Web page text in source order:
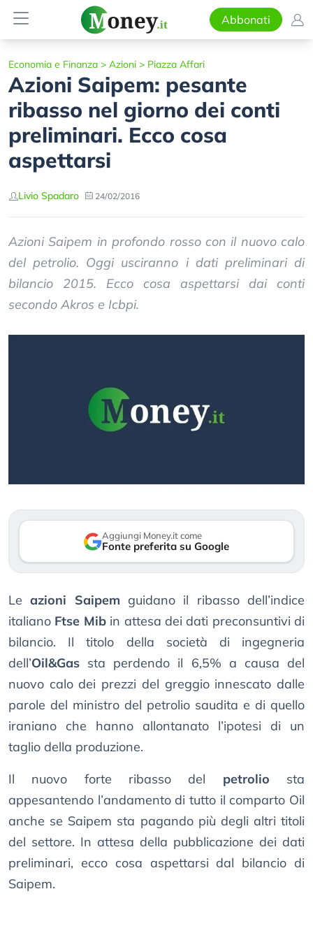
Abbonati
Economia e Finanza > Azioni > Piazza Affari
Azioni Saipem: pesante
ribasso nel giorno dei conti
preliminari. Ecco cosa
aspettarsi
Livio Spadaro 24/02/2016
Azioni Saipem in profondo rosso con il nuovo calo
del petrolio. Oggi usciranno i dati preliminari di
bilancio 2015. Ecco cosa aspettarsi dai conti
secondo Akros e Icbpi.
Aggiungi Money.it come
Fonte preferita su Google
Leazioni Saipem guidano il ribasso dell’indice
italiano Ftse Mibin attesa dei dati preconsuntivi di
bilancio. Il titolo della società di ingegneria
dell’Oil&Gas sta perdendo il 6,5% a causa del
nuovo calo dei prezzi del greggio innescato dalle
parole del ministro del petrolio saudita e di quello
iraniano che hanno allontanato l’ipotesi di un
taglio della produzione.
Il nuovo forte ribasso del petrolio sta
appesantendo l’andamento di tutto il comparto Oil
anche se Saipem sta pagando più degli altri titoli
del settore. In attesa della pubblicazione dei dati
preliminari, ecco cosa aspettarsi dal bilancio di
Saipem.